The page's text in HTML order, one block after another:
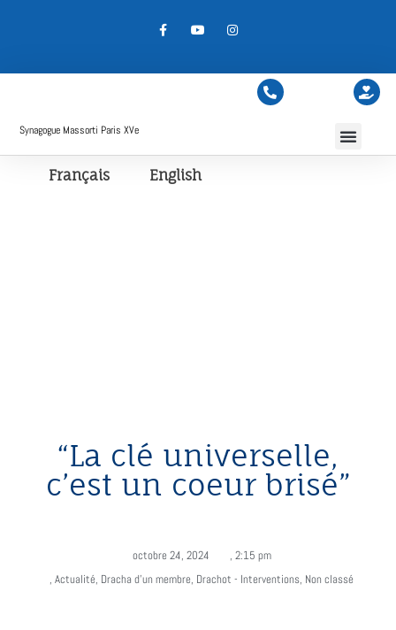
Synagogue Massorti Paris XVe
Français English
“La clé universelle,
c’est un coeur brisé”
octobre 24, 2024 , 2:15 pm
, Actualité, Dracha d'un membre, Drachot - Interventions, Non classé